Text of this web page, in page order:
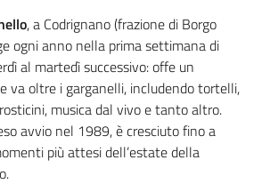
, a Codrignano (frazione di Borgo
ogni anno nella prima settimana di
al martedì successivo: offe un
va oltre i garganelli, includendo tortelli,
musica dal vivo e tanto altro.
avvio nel 1989, è cresciuto fino a
più attesi dell’estate della